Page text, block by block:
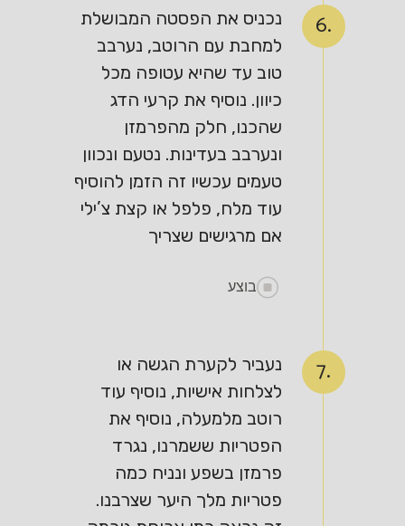
6.
נכניס את הפסטה המבושלת
למחבת עם הרוטב, נערבב
טוב עד שהיא עטופה מכל
כיוון. נוסיף את קרעי הדג
שהכנו, חלק מהפרמזן
ונערבב בעדינות. נטעם ונכוון
טעמים עכשיו זה הזמן להוסיף
עוד מלח, פלפל או קצת צ’ילי
אם מרגישים שצריך
בוצע
7.
נעביר לקערת הגשה או
לצלחות אישיות, נוסיף עוד
רוטב מלמעלה, נוסיף את
הפטריות ששמרנו, נגרד
פרמזן בשפע ונניח כמה
פטריות מלך היער שצרבנו.